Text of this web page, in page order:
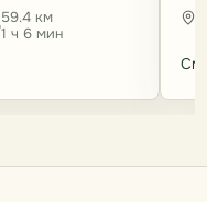
59.4 км
1 ч 6 мин